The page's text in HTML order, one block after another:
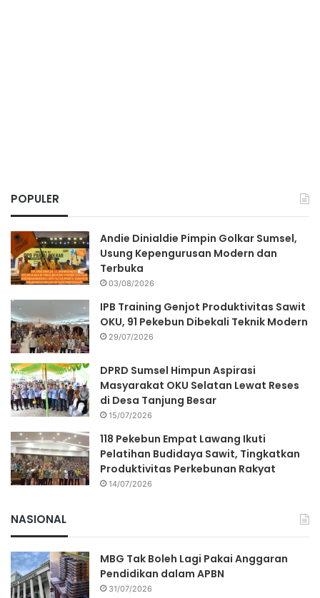
POPULER
Andie Dinialdie Pimpin Golkar Sumsel,
Usung Kepengurusan Modern dan
Terbuka
03/08/2026
IPB Training Genjot Produktivitas Sawit
OKU, 91 Pekebun Dibekali Teknik Modern
29/07/2026
DPRD Sumsel Himpun Aspirasi
Masyarakat OKU Selatan Lewat Reses
di Desa Tanjung Besar
15/07/2026
118 Pekebun Empat Lawang Ikuti
Pelatihan Budidaya Sawit, Tingkatkan
Produktivitas Perkebunan Rakyat
14/07/2026
NASIONAL
MBG Tak Boleh Lagi Pakai Anggaran
Pendidikan dalam APBN
31/07/2026